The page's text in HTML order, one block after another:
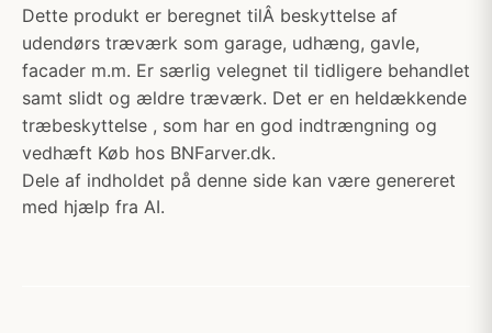
Dette produkt er beregnet tilÂ beskyttelse af
udendørs træværk som garage, udhæng, gavle,
facader m.m. Er særlig velegnet til tidligere behandlet
samt slidt og ældre træværk. Det er en heldækkende
træbeskyttelse , som har en god indtrængning og
vedhæft Køb hos BNFarver.dk.
Dele af indholdet på denne side kan være genereret
med hjælp fra AI.